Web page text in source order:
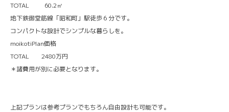
TOTAL 60.2㎡
地下鉄御堂筋線「昭和町」駅徒歩６分です。
コンパクトな設計でシンプルな暮らしを。
moikotiPlan価格
TOTAL 2480万円
＊諸費用が別に必要となります。
上記プランは参考プランでもちろん自由設計も可能です。